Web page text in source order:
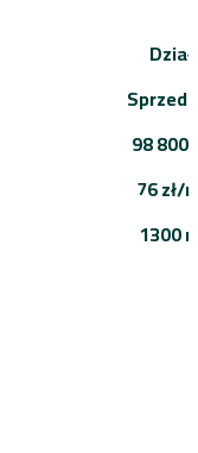
98 800
76 zł/
1300